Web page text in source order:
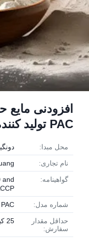
افزودنی مایع
PAC تولید کننده PAC صنعتی
محل مبدا:
نام تجاری:
گواهینامه:
and
شماره مدل: PAC
حداقل مقدار
سفارش:
25 کیلوگرم